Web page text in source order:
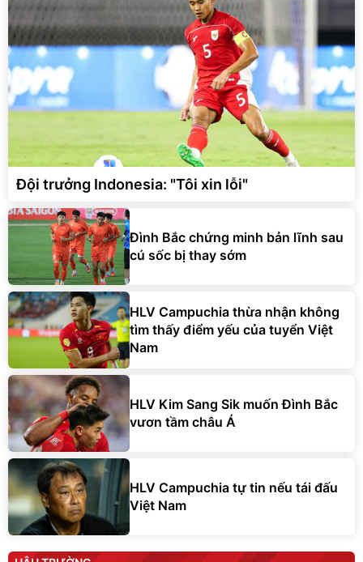
Đội trưởng Indonesia: "Tôi xin lỗi"
Đình Bắc chứng minh bản lĩnh sau
cú sốc bị thay sớm
HLV Campuchia thừa nhận không
tìm thấy điểm yếu của tuyển Việt
Nam
HLV Kim Sang Sik muốn Đình Bắc
vươn tầm châu Á
HLV Campuchia tự tin nếu tái đấu
Việt Nam